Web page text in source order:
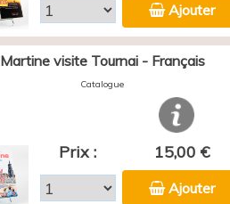
Ajouter
Martine visite Tournai - Français
Catalogue
Prix : 15,00 €
Ajouter